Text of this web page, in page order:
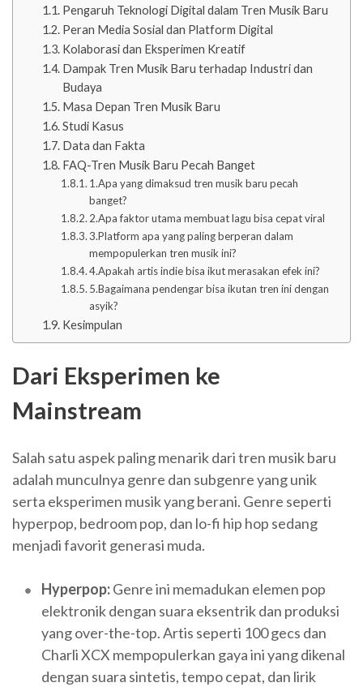
Pengaruh Teknologi Digital dalam Tren Musik Baru
Peran Media Sosial dan Platform Digital
Kolaborasi dan Eksperimen Kreatif
Dampak Tren Musik Baru terhadap Industri dan
Budaya
Masa Depan Tren Musik Baru
Studi Kasus
Data dan Fakta
FAQ-Tren Musik Baru Pecah Banget
1.Apa yang dimaksud tren musik baru pecah
banget?
2.Apa faktor utama membuat lagu bisa cepat viral
3.Platform apa yang paling berperan dalam
mempopulerkan tren musik ini?
4.Apakah artis indie bisa ikut merasakan efek ini?
5.Bagaimana pendengar bisa ikutan tren ini dengan
asyik?
Kesimpulan
Dari Eksperimen ke
Mainstream
Salah satu aspek paling menarik dari tren musik baru
adalah munculnya genre dan subgenre yang unik
serta eksperimen musik yang berani. Genre seperti
hyperpop, bedroom pop, dan lo-fi hip hop sedang
menjadi favorit generasi muda.
Hyperpop:Genre ini memadukan elemen pop
elektronik dengan suara eksentrik dan produksi
yang over-the-top. Artis seperti 100 gecs dan
Charli XCX mempopulerkan gaya ini yang dikenal
dengan suara sintetis, tempo cepat, dan lirik